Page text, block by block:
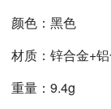
颜色：黑色
材质：锌合金+
重量：9.4g